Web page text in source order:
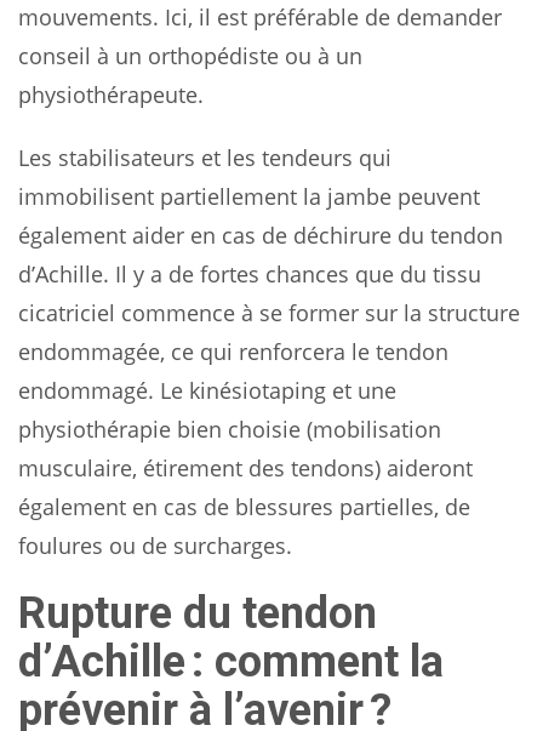
mouvements. Ici, il est préférable de demander
conseil à un orthopédiste ou à un
physiothérapeute.
Les stabilisateurs et les tendeurs qui
immobilisent partiellement la jambe peuvent
également aider en cas de déchirure du tendon
d’Achille. Il y a de fortes chances que du tissu
cicatriciel commence à se former sur la structure
endommagée, ce qui renforcera le tendon
endommagé. Le kinésiotaping et une
physiothérapie bien choisie (mobilisation
musculaire, étirement des tendons) aideront
également en cas de blessures partielles, de
foulures ou de surcharges.
Rupture du tendon
d’Achille : comment la
prévenir à l’avenir ?